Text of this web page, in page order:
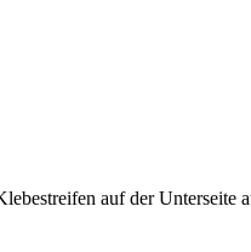
auf der Unterseite